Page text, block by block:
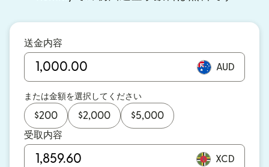
送金内容
AUD
または金額を選択してください
$200 $2,000 $5,000
受取内容
XCD